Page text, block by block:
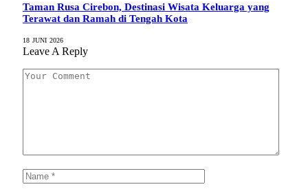
Taman Rusa Cirebon, Destinasi Wisata Keluarga yang
Terawat dan Ramah di Tengah Kota
18 JUNI 2026
Leave A Reply